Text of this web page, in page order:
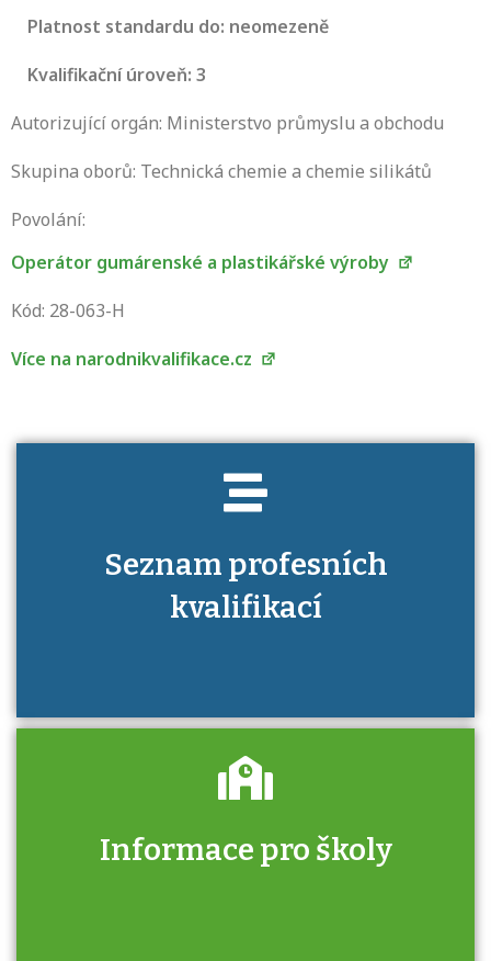
Platnost standardu do: neomezeně
Kvalifikační úroveň: 3
Autorizující orgán: Ministerstvo průmyslu a obchodu
Skupina oborů: Technická chemie a chemie silikátů
Povolání:
Operátor gumárenské a plastikářské výroby
Kód: 28-063-H
Více na narodnikvalifikace.cz
Seznam profesních
kvalifikací
Projděte si seznam profesních kvalifikací.
Víte, jaké dovednosti musíte pro danou
Informace pro školy
Zjistěte, jak se přihlásit ke zkoušce a kde